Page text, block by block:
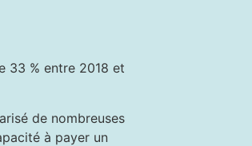
33 % entre 2018 et
de nombreuses
à payer un